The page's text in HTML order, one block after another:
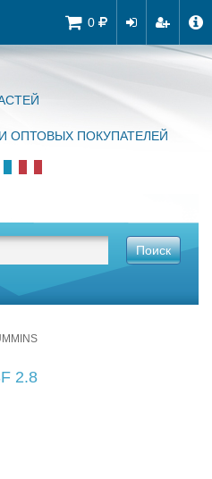
0
ОПТОВЫХ ПОКУПАТЕЛЕЙ
Поиск
2.8